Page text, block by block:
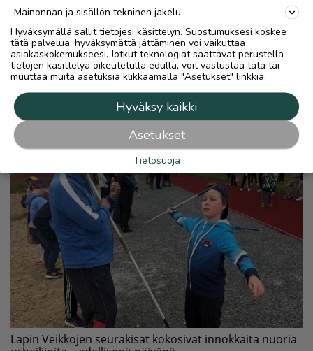
Mainonnan ja sisällön tekninen jakelu
Hyväksymällä sallit tietojesi käsittelyn. Suostumuksesi koskee
tätä palvelua, hyväksymättä jättäminen voi vaikuttaa
asiakaskokemukseesi. Jotkut teknologiat saattavat perustella
tietojen käsittelyä oikeutetulla edulla, voit vastustaa tätä tai
muuttaa muita asetuksia klikkaamalla "Asetukset" linkkiä.
Hyväksy kaikki
Asetukset
Tietosuoja